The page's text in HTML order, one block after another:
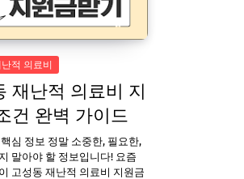
적 의료비
재난적 의료비 지
건 완벽 가이드
심 정보 정말 소중한, 필요한,
말아야 할 정보입니다! 요즘
고성동 재난적 의료비 지원금